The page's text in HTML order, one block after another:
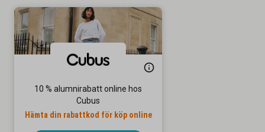
10 % alumnirabatt online hos
Cubus
Hämta din rabattkod för köp online